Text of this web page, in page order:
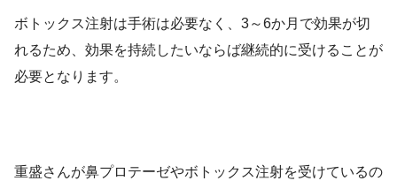
ボトックス注射は手術は必要なく、3～6か月で効果が切
れるため、効果を持続したいならば継続的に受けることが
必要となります。
重盛さんが鼻プロテーゼやボトックス注射を受けているの